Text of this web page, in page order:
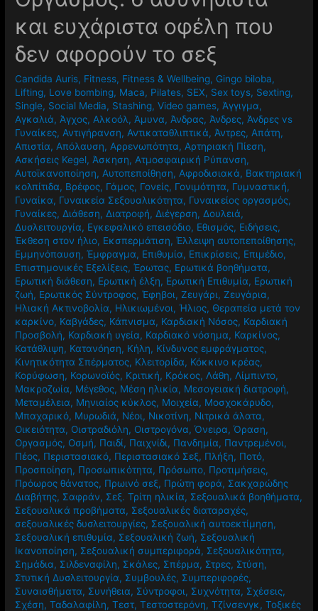
και ευχάριστα οφέλη που
δεν αφορούν το σεξ
Candida Auris, Fitness, Fitness & Wellbeing, Gingo biloba,
Lifting, Love bombing, Maca, Pilates, SEX, Sex toys, Sexting,
Single, Social Media, Stashing,Video games, Άγγιγμα,
Αγκαλιά, Άγχος, Αλκοόλ, Άμυνα, Άνδρας, Άνδρες, Άνδρες vs
Γυναίκες, Αντιγήρανση, Αντικαταθλιπτικά, Άντρες, Απάτη,
Απιστία, Απόλαυση, Αρρενωπότητα, Αρτηριακή Πίεση,
Ασκήσεις Kegel, Άσκηση, Ατμοσφαιρική Ρύπανση,
Αυτοϊκανοποίηση, Αυτοπεποίθηση, Αφροδισιακά, Βακτηριακή
κολπίτιδα, Βρέφος, Γάμος, Γονείς, Γονιμότητα, Γυμναστική,
Γυναίκα, Γυναικεία Σεξουαλικότητα, Γυναικείος οργασμός,
Γυναίκες, Διάθεση, Διατροφή, Διέγερση, Δουλειά,
Δυσλειτουργία, Εγκεφαλικό επεισόδιο, Εθισμός, Ειδήσεις,
Έκθεση στον ήλιο, Εκσπερμάτιση,Έλλειψη αυτοπεποίθησης,
Εμμηνόπαυση,Έμφραγμα, Επιθυμία, Επικρίσεις, Επιμέδιο,
Επιστημονικές Εξελίξεις,Έρωτας, Ερωτικά βοηθήματα,
Ερωτική διάθεση, Ερωτική έλξη, Ερωτική Επιθυμία, Ερωτική
ζωή, Ερωτικός Σύντροφος,Έφηβοι,Ζευγάρι,Ζευγάρια,
Ηλιακή Ακτινοβολία, Ηλικιωμένοι, Ήλιος, Θεραπεία μετά τον
καρκίνο, Καβγάδες, Κάπνισμα, Καρδιακή Νόσος, Καρδιακή
Προσβολή, Καρδιακή υγεία, Καρδιακό νόσημα, Καρκίνος,
Κατάθλιψη, Κατανόηση, Κήλη, Κίνδυνος εμφράγματος,
Κινητικότητα Σπέρματος, Κλειτορίδα, Κόκκινο κρέας,
Κορύφωση, Κορωνοϊός, Κριτική, Κρόκος, Λάθη, Λίμπιντο,
Μακροζωία, Μέγεθος, Μέση ηλικία, Μεσογειακή διατροφή,
Μεταμέλεια, Μηνιαίος κύκλος, Μοιχεία, Μοσχοκάρυδο,
Μπαχαρικό, Μυρωδιά, Νέοι, Νικοτίνη, Νιτρικά άλατα,
Οικειότητα, Οιστραδιόλη, Οιστρογόνα,Όνειρα,Όραση,
Οργασμός, Οσμή, Παιδί, Παιχνίδι, Πανδημία, Παντρεμένοι,
Πέος, Περιστασιακό, Περιστασιακό Σεξ, Πλήξη, Ποτό,
Προσποίηση, Προσωπικότητα, Πρόσωπο, Προτιμήσεις,
Πρόωρος θάνατος, Πρωινό σεξ, Πρώτη φορά, Σακχαρώδης
Διαβήτης, Σαφράν, Σεξ. Τρίτη ηλικία, Σεξουαλικά βοηθήματα,
Σεξουαλικά προβήματα, Σεξουαλικές διαταραχές,
σεξουαλικές δυσλειτουργίες, Σεξουαλική αυτοεκτίμηση,
Σεξουαλική επιθυμία, Σεξουαλική ζωή, Σεξουαλική
Ικανοποίηση, Σεξουαλική συμπεριφορά, Σεξουαλικότητα,
Σημάδια, Σιλδεναφίλη, Σκάλες, Σπέρμα, Στρες, Στύση,
Στυτική Δυσλειτουργία, Συμβουλές, Συμπεριφορές,
Συναισθήματα, Συνήθεια, Σύντροφοι, Συχνότητα, Σχέσεις,
Σχέση,Ταδαλαφίλη,Τεστ,Τεστοστερόνη,Τζίνσενγκ,Τοξικές